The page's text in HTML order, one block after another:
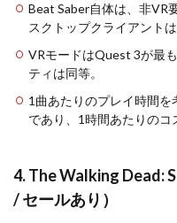
Beat Saber自体は、非VR
スクトップクライアントは
VRモードはQuest 3が最
ティは同等。
1曲あたりのプレイ時間
であり、1時間あたりのコ
4. The Walking Dead:
/ セールあり）